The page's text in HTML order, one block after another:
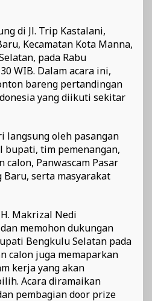
di Jl. Trip Kastalani,
Kecamatan Kota Manna,
pada Rabu
WIB. Dalam acara ini,
bareng pertandingan
yang diikuti sekitar
langsung oleh pasangan
bupati, tim pemenangan,
Panwascam Pasar
Baru, serta masyarakat
Makrizal Nedi
memohon dukungan
Bengkulu Selatan pada
calon juga memaparkan
kerja yang akan
Acara diramaikan
pembagian door prize